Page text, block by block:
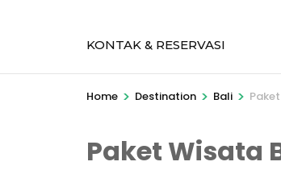
KONTAK & RESERVASI
Home > Destination > Bali >
Paket Wisata